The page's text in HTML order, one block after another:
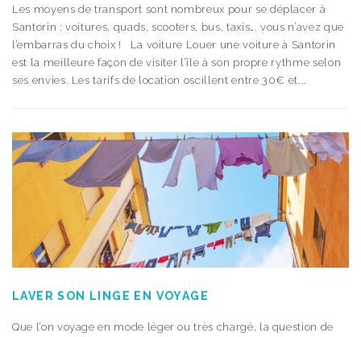
Les moyens de transport sont nombreux pour se déplacer à
Santorin : voitures, quads, scooters, bus, taxis…. vous n’avez que
l’embarras du choix ! La voiture Louer une voiture à Santorin
est la meilleure façon de visiter l’île à son propre rythme selon
ses envies. Les tarifs de location oscillent entre 30€ et...
LAVER SON LINGE EN VOYAGE
Que l’on voyage en mode léger ou très chargé, la question de